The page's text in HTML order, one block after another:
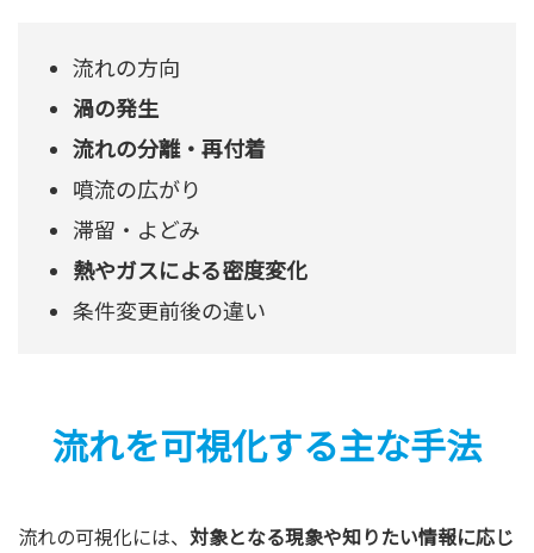
流れの方向
渦の発生
流れの分離・再付着
噴流の広がり
滞留・よどみ
熱やガスによる密度変化
条件変更前後の違い
流れを可視化する主な手法
流れの可視化には、 対象となる現象や知りたい情報に応じ